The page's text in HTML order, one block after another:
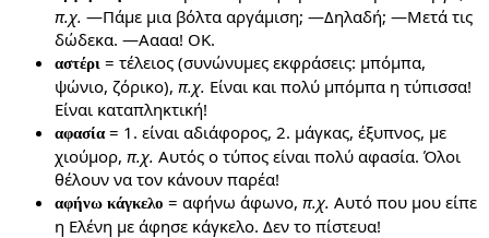
π.χ. —Πάμε μια βόλτα αργάμιση; —Δηλαδή; —Μετά τις
δώδεκα. —Αααα! ΟΚ.
αστέρι = τέλειος (συνώνυμες εκφράσεις: μπόμπα,
ψώνιο, ζόρικο), π.χ. Είναι και πολύ μπόμπα η τύπισσα!
Είναι καταπληκτική!
αφασία= 1. είναι αδιάφορος, 2. μάγκας, έξυπνος, με
χιούμορ, π.χ. Αυτός ο τύπος είναι πολύ αφασία. Όλοι
θέλουν να τον κάνουν παρέα!
αφήνω κάγκελο = αφήνω άφωνο, π.χ. Αυτό που μου είπε
η Ελένη με άφησε κάγκελο. Δεν το πίστευα!